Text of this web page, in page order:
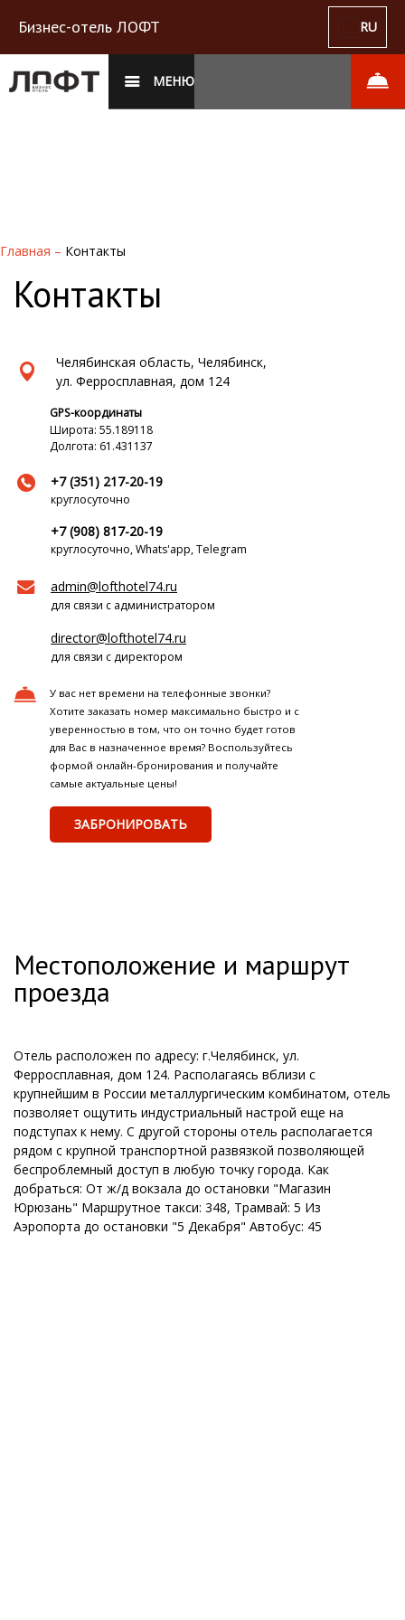
Бизнес-отель ЛОФТ RU
МЕНЮ
Главная – Контакты
Контакты
Челябинская область, Челябинск,
ул. Ферросплавная, дом 124
GPS-координаты
Широта: 55.189118
Долгота: 61.431137
+7 (351) 217-20-19
круглосуточно
+7 (908) 817-20-19
круглосуточно, Whats'app, Telegram
admin@lofthotel74.ru
для связи с администратором
director@lofthotel74.ru
для связи с директором
У вас нет времени на телефонные звонки?
Хотите заказать номер максимально быстро и с
уверенностью в том, что он точно будет готов
для Вас в назначенное время? Воспользуйтесь
формой онлайн-бронирования и получайте
самые актуальные цены!
ЗАБРОНИРОВАТЬ
Местоположение и маршрут
проезда
Отель расположен по адресу: г.Челябинск, ул.
Ферросплавная, дом 124. Располагаясь вблизи с
крупнейшим в России металлургическим комбинатом, отель
позволяет ощутить индустриальный настрой еще на
подступах к нему. С другой стороны отель располагается
рядом с крупной транспортной развязкой позволяющей
беспроблемный доступ в любую точку города. Как
добраться: От ж/д вокзала до остановки "Магазин
Юрюзань" Маршрутное такси: 348, Трамвай: 5 Из
Аэропорта до остановки "5 Декабря" Автобус: 45